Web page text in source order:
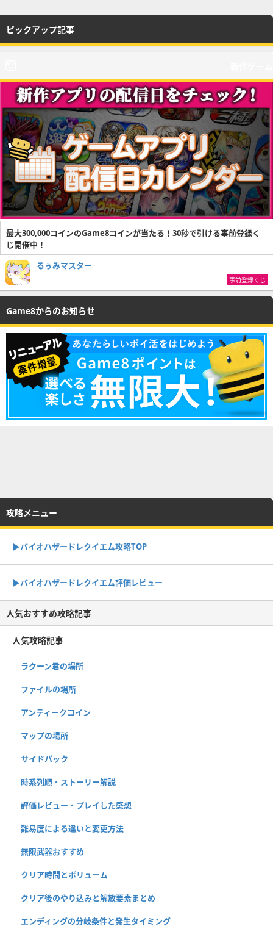
ピックアップ記事
最大300,000コインのGame8コインが当たる！30秒で引ける事前登録く
じ開催中！
るぅみマスター
事前登録くじ
Game8からのお知らせ
攻略メニュー
▶︎バイオハザードレクイエム攻略TOP
▶︎バイオハザードレクイエム評価レビュー
人気おすすめ攻略記事
人気攻略記事
ラクーン君の場所
ファイルの場所
アンティークコイン
マップの場所
サイドパック
時系列順・ストーリー解説
評価レビュー・プレイした感想
難易度による違いと変更方法
無限武器おすすめ
クリア時間とボリューム
クリア後のやり込みと解放要素まとめ
エンディングの分岐条件と発生タイミング